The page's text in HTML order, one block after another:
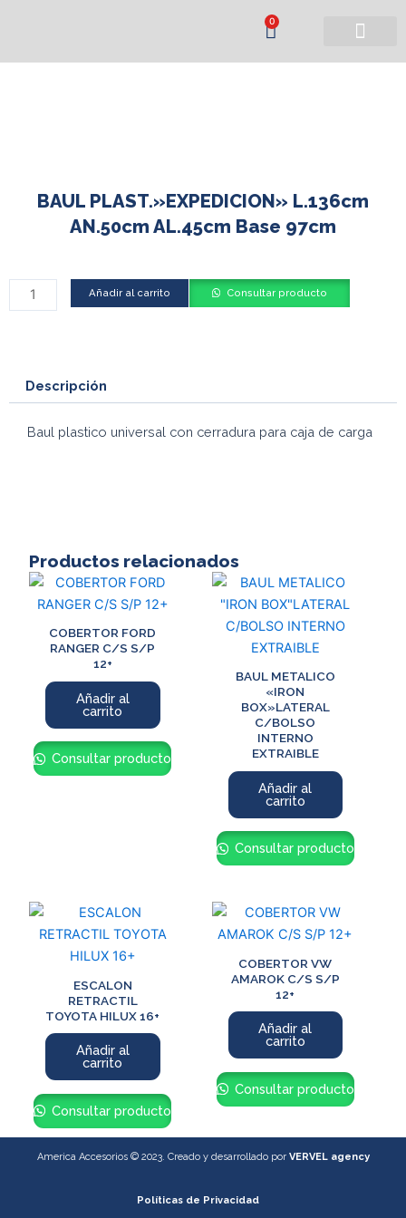
0
Cart
BAUL PLAST.»EXPEDICION» L.136cm
AN.50cm AL.45cm Base 97cm
BAUL
PLAST."EXPEDICION"
cantidad
Añadir al carrito Consultar producto
Descripción
Baul plastico universal con cerradura para caja de carga
Productos relacionados
COBERTOR FORD
RANGER C/S S/P
12+
Añadir al
carrito
Consultar producto
BAUL METALICO
«IRON
BOX»LATERAL
C/BOLSO
INTERNO
EXTRAIBLE
Añadir al
carrito
Consultar producto
ESCALON
RETRACTIL
TOYOTA HILUX 16+
Añadir al
carrito
Consultar producto
COBERTOR VW
AMAROK C/S S/P
12+
Añadir al
carrito
Consultar producto
America Accesorios © 2023. Creado y desarrollado por VERVEL agency
Políticas de Privacidad